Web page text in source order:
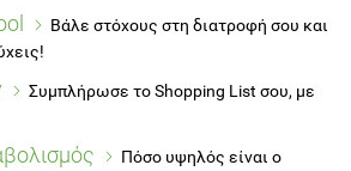
Βάλε στόχους στη διατροφή σου και
Συμπλήρωσε το Shopping List σου, με
Πόσο υψηλός είναι ο